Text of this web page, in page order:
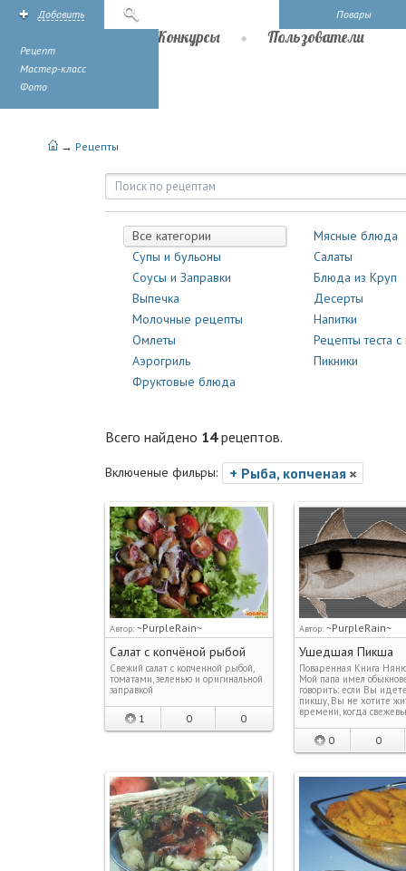
Повары
Добавить
Рецепт
Мастер-класс
Фото
Конкурсы Пользователи
→ Рецепты
Рецепты | Повары.ру
Все категории
Мясные блюда
Супы и бульоны
Салаты
Соусы и Заправки
Блюда из Круп
Выпечка
Десерты
Молочные рецепты
Напитки
Омлеты
Рецепты теста с
Аэрогриль
Пикники
Фруктовые блюда
Всего найдено 14рецептов.
Включеные фильры: + Рыба, копченая
Автор: ~PurpleRain~
Салат с копчёной рыбой
Свежий салат с копченной рыбой,
томатами, зеленью и оригинальной
заправкой
1 0 0
Автор: ~PurpleRain~
Ушедшая Пикша
Поваренная Книга
Мой папа имел
говорить: если Вы
пикшу, Вы не хотите
времени, когда
0 0